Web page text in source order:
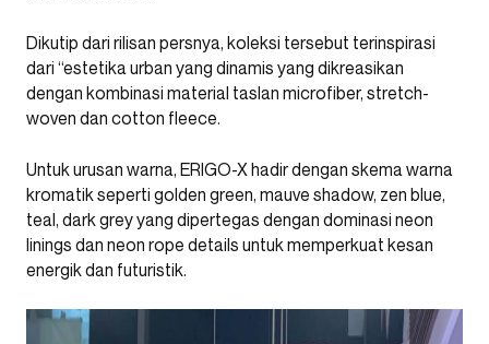
Dikutip dari rilisan persnya, koleksi tersebut terinspirasi
dari “estetika urban yang dinamis yang dikreasikan
dengan kombinasi material taslan microfiber, stretch-
woven dan cotton fleece.
Untuk urusan warna, ERIGO-X hadir dengan skema warna
kromatik seperti golden green, mauve shadow, zen blue,
teal, dark grey yang dipertegas dengan dominasi neon
linings dan neon rope details untuk memperkuat kesan
energik dan futuristik.